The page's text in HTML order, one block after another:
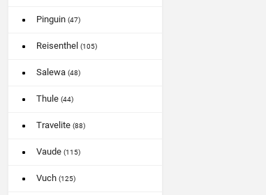
Pinguin (47)
Reisenthel (105)
Salewa (48)
Thule (44)
Travelite (88)
Vaude (115)
Vuch (125)